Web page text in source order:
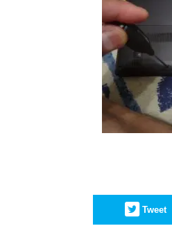
Tweet